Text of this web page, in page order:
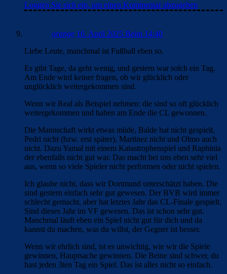
Loggen Sie sich ein, um einen Kommentar abzugeben
orange 16. April 2025 Beim 14:40
Liebe Leute, manchmal ist Fußball eben so.
Es gibt Tage, da geht wenig, und gestern war solch ein Tag.
Am Ende wird keiner fragen, ob wir glücklich oder
unglücklich weitergekommen sind.
Wenn wir Real als Beispiel nehmen: die sind so oft glücklich
weitergekommen und haben am Ende die CL gewonnen.
Die Mannschaft wirkt etwas müde, Balde hat nicht gespielt,
Pedri nicht (bzw. erst später), Martinez nicht und Olmo auch
nicht. Dazu Yamal mit einem Katastrophenspiel und Raphinia
der ebenfalls nicht gut war. Das macht bei uns eben sehr viel
aus, wenn so viele Spieler nicht performen oder nicht spielen.
Ich glaube nicht, dass wir Dortmund unterschätzt haben. Die
sind gestern einfach sehr gut gewesen. Der BVB wird immer
schlecht gemacht, aber hat letztes Jahr das CL-Finale gespielt.
Sind dieses Jahr im VF gewesen. Das ist schon sehr gut.
Manchmal läuft eben ein Spiel nicht gut für dich und da
kannst du machen, was du willst, der Gegner ist besser.
Wenn wir ehrlich sind, ist es unwichtig, wie wir die Spiele
gewinnen, Hauptsache gewinnen. Die Beine sind schwer, du
hast jeden 3ten Tag ein Spiel. Das ist alles nicht so einfach.